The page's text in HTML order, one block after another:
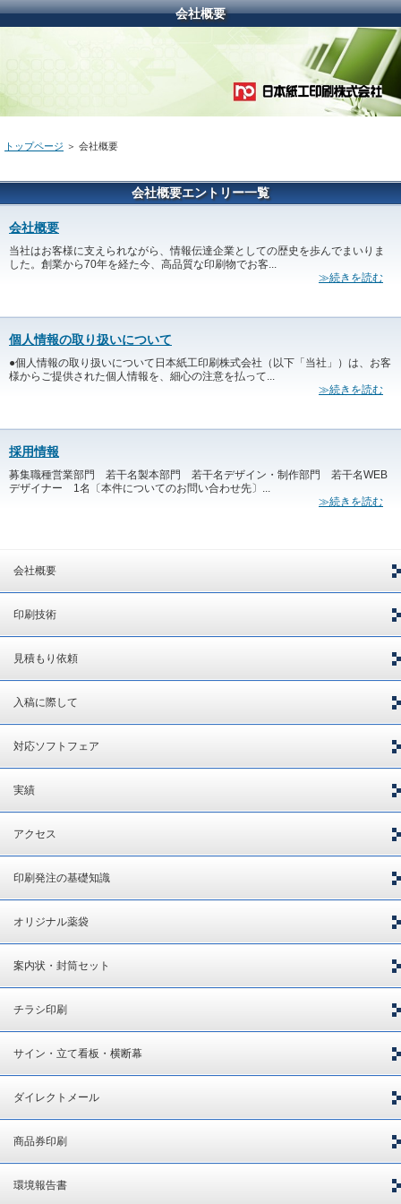
会社概要
トップページ ＞ 会社概要
会社概要エントリー一覧
会社概要
当社はお客様に支えられながら、情報伝達企業としての歴史を歩んでまいりま
した。創業から70年を経た今、高品質な印刷物でお客...
≫続きを読む
個人情報の取り扱いについて
●個人情報の取り扱いについて日本紙工印刷株式会社（以下「当社」）は、お客
様からご提供された個人情報を、細心の注意を払って...
≫続きを読む
採用情報
募集職種営業部門 若干名製本部門 若干名デザイン・制作部門 若干名WEB
デザイナー 1名〔本件についてのお問い合わせ先〕...
≫続きを読む
会社概要
印刷技術
見積もり依頼
入稿に際して
対応ソフトフェア
実績
アクセス
印刷発注の基礎知識
オリジナル薬袋
案内状・封筒セット
チラシ印刷
サイン・立て看板・横断幕
ダイレクトメール
商品券印刷
環境報告書